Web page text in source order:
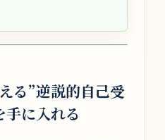
る”逆説的自己受
に入れる